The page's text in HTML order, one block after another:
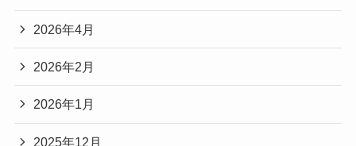
2026年4月
2026年2月
2026年1月
2025年12月